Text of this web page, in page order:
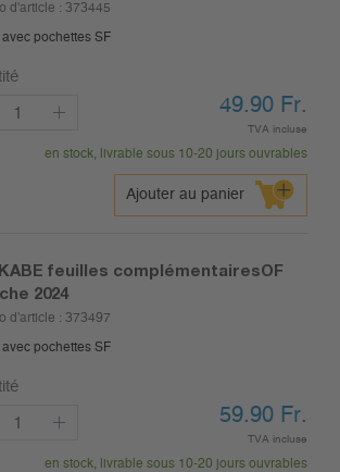
d'article : 373445
avec pochettes SF
49.90 Fr.
TVA incluse
en stock, livrable sous 10-20 jours ouvrables
Ajouter au panier
KABE feuilles complémentairesOF
2024
d'article : 373497
avec pochettes SF
59.90 Fr.
TVA incluse
en stock, livrable sous 10-20 jours ouvrables